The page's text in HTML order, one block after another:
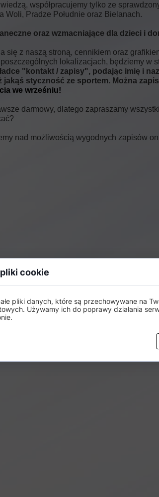
współpracujemy tylko ze
Woli, Pradze Południe oraz Bielanach.
oraz wzmacniające dla dzieci i
z naszą stroną, cennikiem oraz
lokalizacjach, będziemy w
"kontakt / zapisy", podając imię i
jakąś styczność ze sportem. Można
we wrześniu!
darmowy, dlatego zapraszamy
nad możliwością wygodnych zapisów
cookie
pliki danych, które są przechowywane na
Używamy ich do poprawy działania